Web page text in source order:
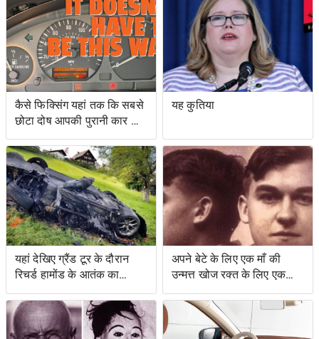
प्रयासों के लिए वोटिंग अधिकार
अधिनियम का उल्लंघन
कैसे फिक्सिंग यहां तक ​​कि सबसे
छोटा दोष आपकी पुरानी कार को
नया जैसा महसूस करा सकता है
यह कुतिया
यहां देखिए ग्रैंड टूर के दौरान
रिचर्ड हामोंड के आतंक का
वीडियो
अपने बेटे के लिए एक माँ की
उन्मत्त खोज रक्त के लिए एक
स्वाद के साथ एक बचत किसान
के लिए नेतृत्व की